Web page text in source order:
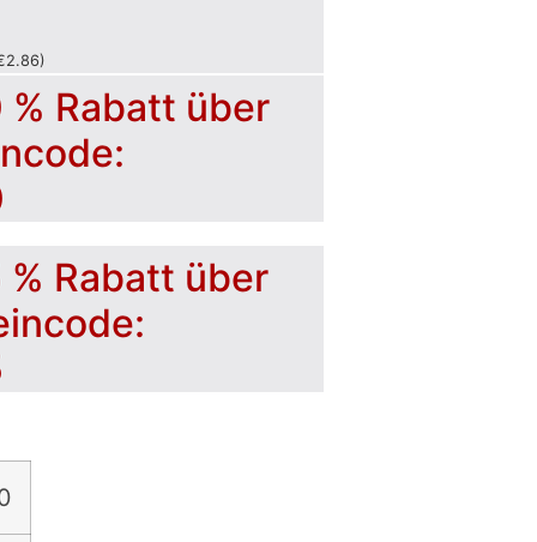
2.86)
% Rabatt über
% Rabatt über